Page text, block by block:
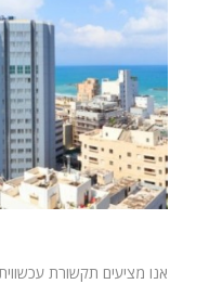
אנו מציעים תקשורת